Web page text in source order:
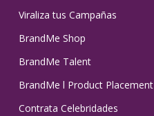
Viraliza tus Campañas
BrandMe Shop
BrandMe Talent
BrandMe l Product Placement
Contrata Celebridades